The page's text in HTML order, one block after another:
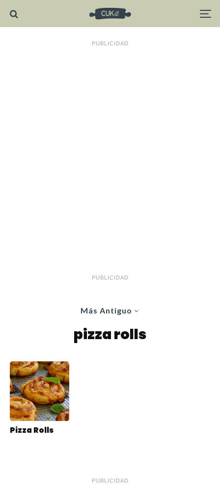
PUBLICIDAD
PUBLICIDAD
Más Antiguo
pizza rolls
Pizza Rolls
PUBLICIDAD